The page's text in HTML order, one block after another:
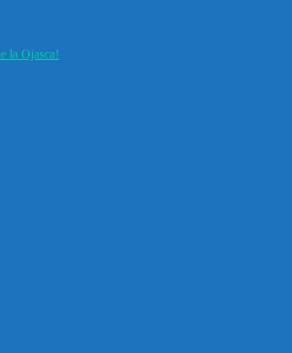
la Ojasca!